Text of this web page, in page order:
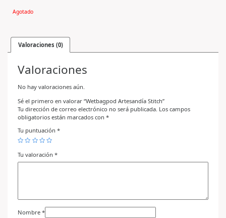
Agotado
Valoraciones (0)
Valoraciones
No hay valoraciones aún.
Sé el primero en valorar “Wetbagpod Artesandía Stitch”
Tu dirección de correo electrónico no será publicada. Los campos
obligatorios están marcados con *
Tu puntuación *
Tu valoración *
Nombre *